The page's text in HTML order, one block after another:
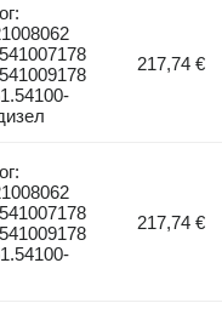
217,74 €
217,74 €